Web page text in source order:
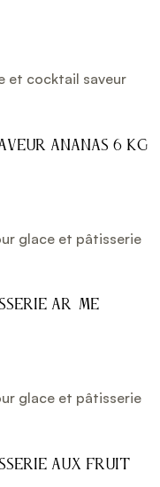
ananas 6 kg
arôme
aux fruits